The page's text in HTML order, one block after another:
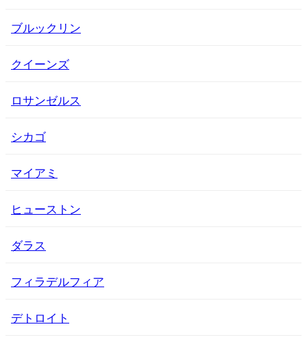
ブルックリン
クイーンズ
ロサンゼルス
シカゴ
マイアミ
ヒューストン
ダラス
フィラデルフィア
デトロイト